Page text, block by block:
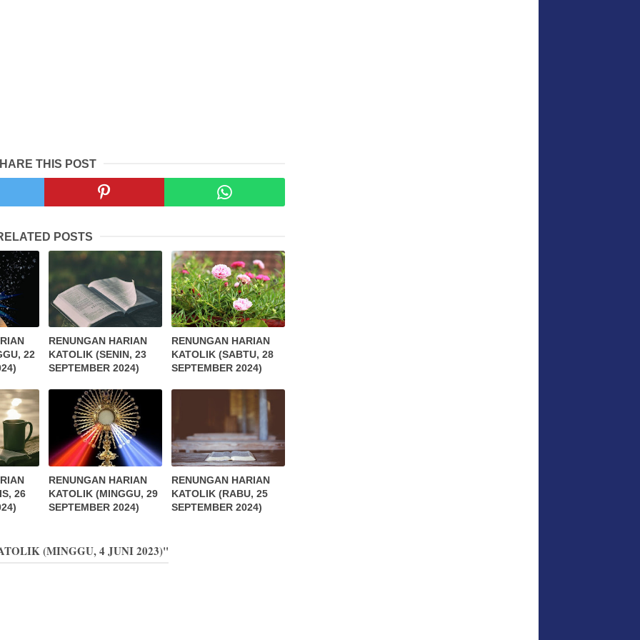
THIS POST
POSTS
22
RENUNGAN HARIAN
KATOLIK (SENIN, 23
SEPTEMBER 2024)
RENUNGAN HARIAN
KATOLIK (SABTU, 28
SEPTEMBER 2024)
26
RENUNGAN HARIAN
KATOLIK (MINGGU, 29
SEPTEMBER 2024)
RENUNGAN HARIAN
KATOLIK (RABU, 25
SEPTEMBER 2024)
(MINGGU, 4 JUNI 2023)"